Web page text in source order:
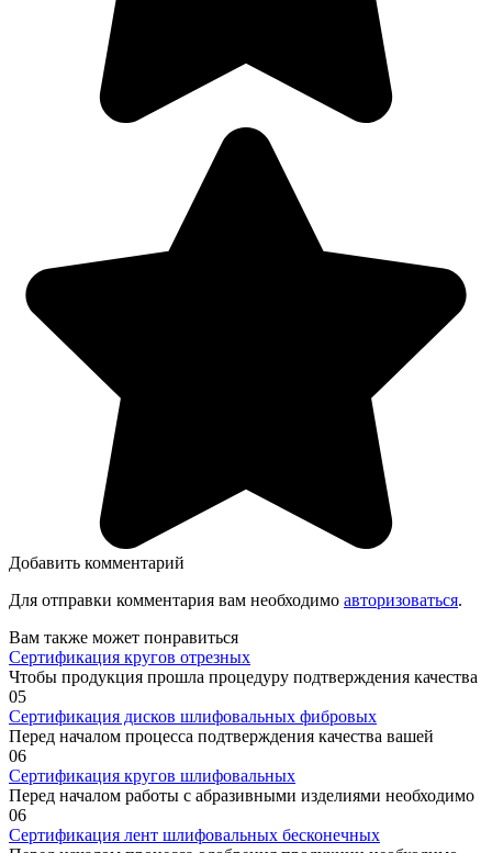
Добавить комментарий
Для отправки комментария вам необходимо авторизоваться.
Вам также может понравиться
Сертификация кругов отрезных
Чтобы продукция прошла процедуру подтверждения качества
05
Сертификация дисков шлифовальных фибровых
Перед началом процесса подтверждения качества вашей
06
Сертификация кругов шлифовальных
Перед началом работы с абразивными изделиями необходимо
06
Сертификация лент шлифовальных бесконечных